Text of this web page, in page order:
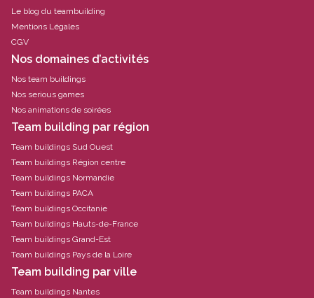
Le blog du teambuilding
Mentions Légales
CGV
Nos domaines d’activités
Nos team buildings
Nos serious games
Nos animations de soirées
Team building par région
Team buildings Sud Ouest
Team buildings Région centre
Team buildings Normandie
Team buildings PACA
Team buildings Occitanie
Team buildings Hauts-de-France
Team buildings Grand-Est
Team buildings Pays de la Loire
Team building par ville
Team buildings Nantes